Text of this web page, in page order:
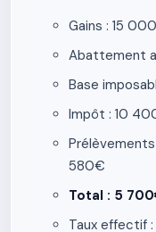
Gains : 15
Abattement
Base
Impôt : 10
Prélèvements
580€
Total : 5
Taux effectif :